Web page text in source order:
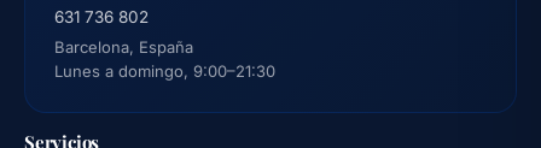
631 736 802
Barcelona, España
Lunes a domingo, 9:00–21:30
Servicios